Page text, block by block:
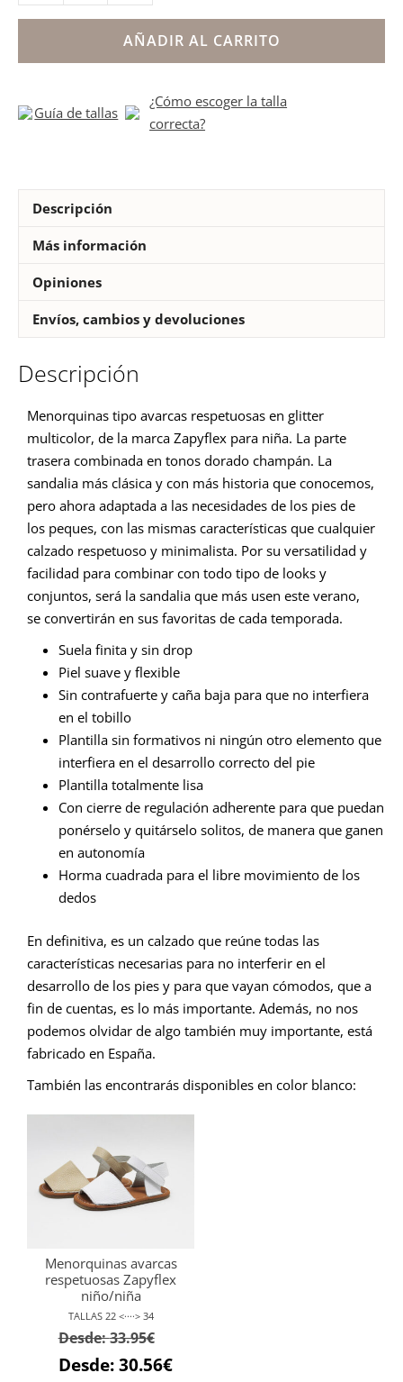
avarcas
respetuosas
glitter
Zapyflex
cantidad
AÑADIR AL CARRITO
Guía de tallas
¿Cómo escoger la talla
correcta?
Descripción
Más información
Opiniones
Envíos, cambios y devoluciones
Descripción
Menorquinas tipo avarcas respetuosas en glitter
multicolor, de la marca Zapyflex para niña. La parte
trasera combinada en tonos dorado champán. La
sandalia más clásica y con más historia que conocemos,
pero ahora adaptada a las necesidades de los pies de
los peques, con las mismas características que cualquier
calzado respetuoso y minimalista. Por su versatilidad y
facilidad para combinar con todo tipo de looks y
conjuntos, será la sandalia que más usen este verano,
se convertirán en sus favoritas de cada temporada.
Suela finita y sin drop
Piel suave y flexible
Sin contrafuerte y caña baja para que no interfiera
en el tobillo
Plantilla sin formativos ni ningún otro elemento que
interfiera en el desarrollo correcto del pie
Plantilla totalmente lisa
Con cierre de regulación adherente para que puedan
ponérselo y quitárselo solitos, de manera que ganen
en autonomía
Horma cuadrada para el libre movimiento de los
dedos
En definitiva, es un calzado que reúne todas las
características necesarias para no interferir en el
desarrollo de los pies y para que vayan cómodos, que a
fin de cuentas, es lo más importante. Además, no nos
podemos olvidar de algo también muy importante, está
fabricado en España.
También las encontrarás disponibles en color blanco:
Menorquinas avarcas
respetuosas Zapyflex
niño/niña
TALLAS 22 <····> 34
Desde:33.95€
Desde:30.56€